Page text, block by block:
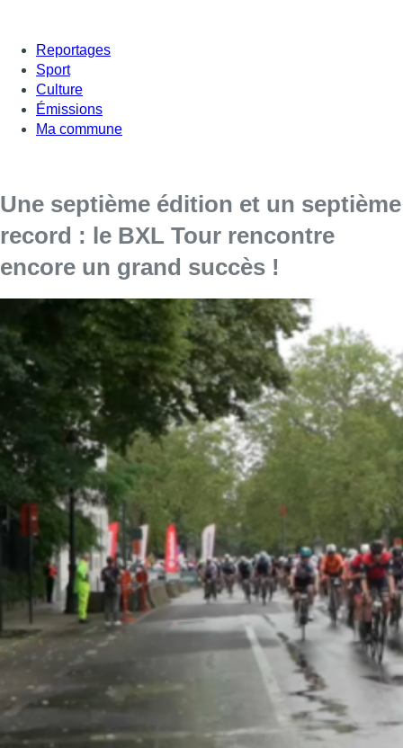
Reportages
Sport
Culture
Émissions
Ma commune
Une septième édition et un septième
record : le BXL Tour rencontre
encore un grand succès !